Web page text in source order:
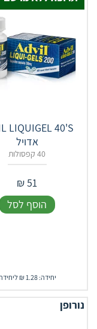
LIQUIGEL 40'S
אדויל
40 קפסולות
51
₪
הוסף לסל
יחידה: 1.28 ₪ ליחידה
נורופן